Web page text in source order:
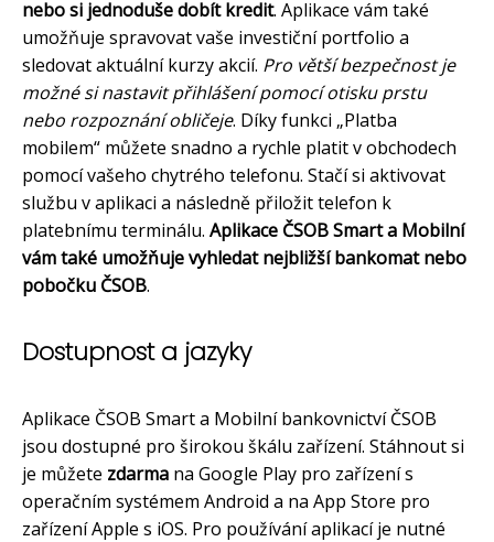
nebo si jednoduše dobít kredit. Aplikace vám také
umožňuje spravovat vaše investiční portfolio a
sledovat aktuální kurzy akcií. Pro větší bezpečnost je
možné si nastavit přihlášení pomocí otisku prstu
nebo rozpoznání obličeje. Díky funkci „Platba
mobilem“ můžete snadno a rychle platit v obchodech
pomocí vašeho chytrého telefonu. Stačí si aktivovat
službu v aplikaci a následně přiložit telefon k
platebnímu terminálu. Aplikace ČSOB Smart a Mobilní
vám také umožňuje vyhledat nejbližší bankomat nebo
pobočku ČSOB.
Dostupnost a jazyky
Aplikace ČSOB Smart a Mobilní bankovnictví ČSOB
jsou dostupné pro širokou škálu zařízení. Stáhnout si
je můžete zdarma na Google Play pro zařízení s
operačním systémem Android a na App Store pro
zařízení Apple s iOS. Pro používání aplikací je nutné